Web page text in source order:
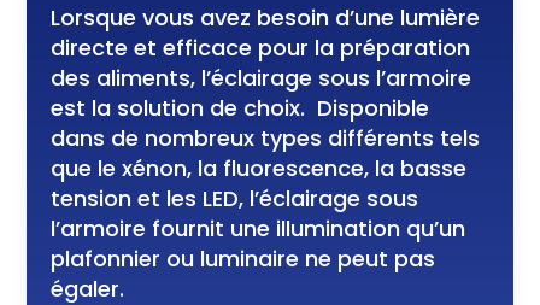
Lorsque vous avez besoin d’une lumière
directe et efficace pour la préparation
des aliments, l’éclairage sous l’armoire
est la solution de choix. Disponible
dans de nombreux types différents tels
que le xénon, la fluorescence, la basse
tension et les LED, l’éclairage sous
l’armoire fournit une illumination qu’un
plafonnier ou luminaire ne peut pas
égaler.